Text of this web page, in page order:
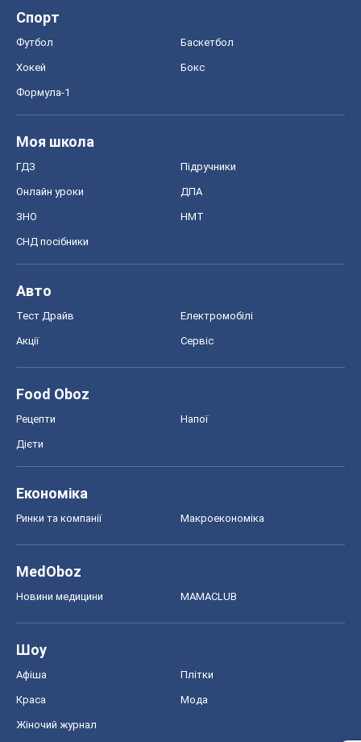
Спорт
Футбол Баскетбол
Хокей Бокс
Формула-1
Моя школа
ГДЗ Підручники
Онлайн уроки ДПА
ЗНО НМТ
СНД посібники
Авто
Тест Драйв Електромобілі
Акції Сервіс
Food Oboz
Рецепти Напої
Дієти
Економіка
Ринки та компанії Макроекономіка
MedOboz
Новини медицини MAMACLUB
Шоу
Афіша Плітки
Краса Мода
Жіночий журнал